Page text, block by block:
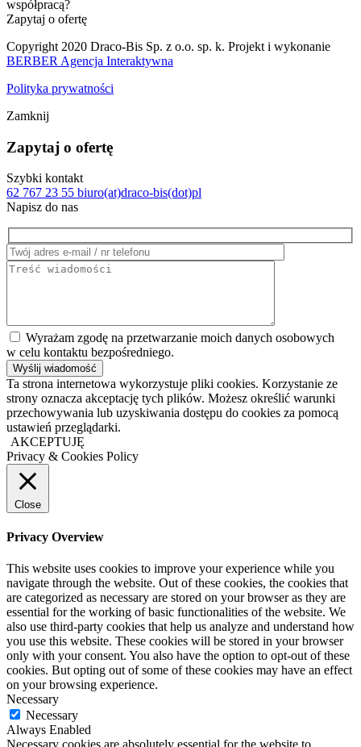
współpracą?
Zapytaj o ofertę
Copyright 2020 Draco-Bis Sp. z o.o. sp. k. Projekt i wykonanie
BERBER Agencja Interaktywna
Polityka prywatności
Zamknij
Zapytaj o ofertę
Szybki kontakt
62 767 23 55 biuro(at)draco-bis(dot)pl
Napisz do nas
Wyrażam zgodę na przetwarzanie moich danych osobowych
w celu kontaktu bezpośredniego.
Ta strona internetowa wykorzystuje pliki cookies. Korzystanie ze
strony oznacza akceptację tych plików. Możesz określić warunki
przechowywania lub uzyskiwania dostępu do cookies za pomocą
ustawień przeglądarki.
AKCEPTUJĘ
Privacy & Cookies Policy
Close
Privacy Overview
This website uses cookies to improve your experience while you
navigate through the website. Out of these cookies, the cookies that
are categorized as necessary are stored on your browser as they are
essential for the working of basic functionalities of the website. We
also use third-party cookies that help us analyze and understand how
you use this website. These cookies will be stored in your browser
only with your consent. You also have the option to opt-out of these
cookies. But opting out of some of these cookies may have an effect
on your browsing experience.
Necessary
Necessary
Always Enabled